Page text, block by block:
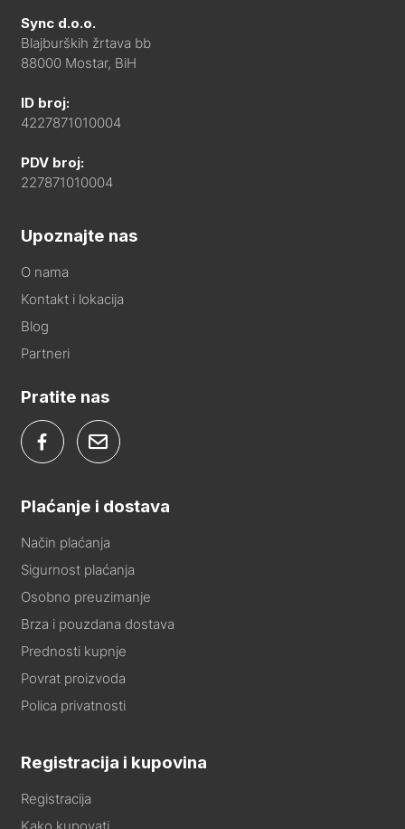
Sync d.o.o.
Blajburških žrtava bb
88000 Mostar, BiH
ID broj:
4227871010004
PDV broj:
227871010004
Upoznajte nas
O nama
Kontakt i lokacija
Blog
Partneri
Pratite nas
Plaćanje i dostava
Način plaćanja
Sigurnost plaćanja
Osobno preuzimanje
Brza i pouzdana dostava
Prednosti kupnje
Povrat proizvoda
Polica privatnosti
Registracija i kupovina
Registracija